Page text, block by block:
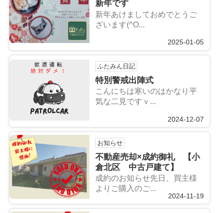
新年です
新年あけましておめでとうご
ざいます(^O...
2025-01-05
ふたみん日記
特別警戒出陣式
こんにちは寒いのはかなり平
気な二見ですｖ...
2024-12-07
お知らせ
不動産売却×成約御礼 【小
倉北区 中古戸建て】
成約のお知らせ先日、買主様
よりご購入のご...
2024-11-19